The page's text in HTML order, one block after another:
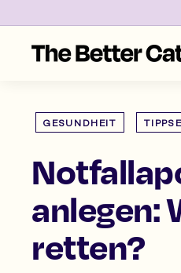
zum
T
B
e
t
e
r
C
a
t
GESUNDHEIT
anlegen:
retten?